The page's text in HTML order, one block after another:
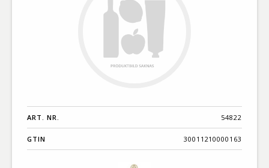
ART. NR. 54822
GTIN 30011210000163